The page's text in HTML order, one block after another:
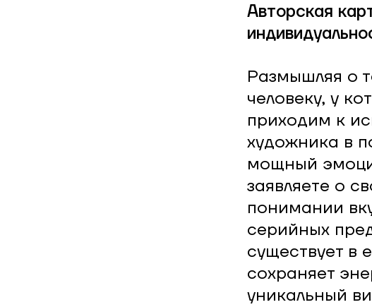
Авторская
Размышляя о
человеку, у
приходим к
художника в
мощный
заявляете о
понимании
серийных
существует в
сохраняет
уникальный